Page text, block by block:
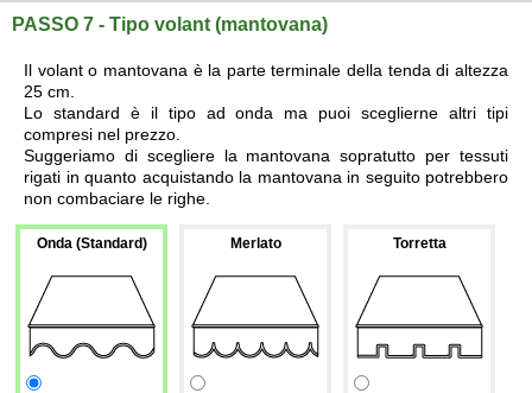
PASSO 7 - Tipo volant (mantovana)
Il volant o mantovana è la parte terminale della tenda di altezza
25 cm.
Lo standard è il tipo ad onda ma puoi sceglierne altri tipi
compresi nel prezzo.
Suggeriamo di scegliere la mantovana sopratutto per tessuti
rigati in quanto acquistando la mantovana in seguito potrebbero
non combaciare le righe.
Onda (Standard) Merlato Torretta